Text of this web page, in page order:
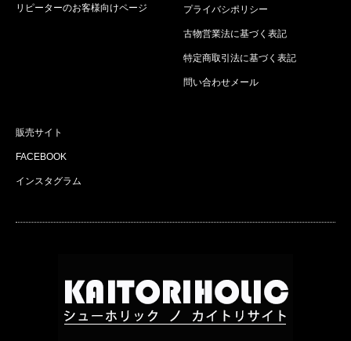
リピーターのお客様向けページ プライバシポリシー
古物営業法に基づく表記
特定商取引法に基づく表記
問い合わせメール
販売サイト
FACEBOOK
インスタグラム